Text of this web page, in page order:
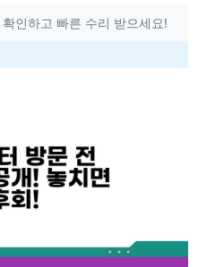
인하고 빠른 수리 받으세요!